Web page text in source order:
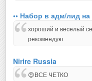
•• Набор в адм/лид на
хороший и веселый
рекомендую
Nirire Russia
😍ВСЕ ЧЕТКО